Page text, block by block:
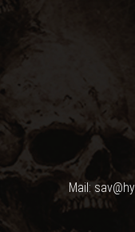
Mail: